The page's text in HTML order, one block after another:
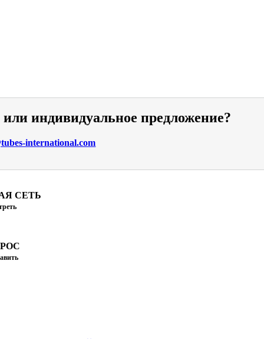
индивидуальное предложение?
international.com
СЕТЬ